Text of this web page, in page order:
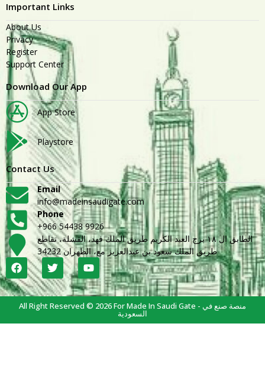
Important Links
About Us
Privacy
Register
Support Center
Download Our App
App Store
Playstore
Contact Us
Email
info@madeinsaudigate.com
Phone
+966 54438 9926
الطابق ال ١٨ برج العبد الكريم طريق الملك فهد، القشلة، تقاطع
طريق الملك سعود بن عبدالعزيز مع، الظهران 34232
All Right Reserved © 2026 For Made In Saudi Gate - منصة صنع في
السعودية